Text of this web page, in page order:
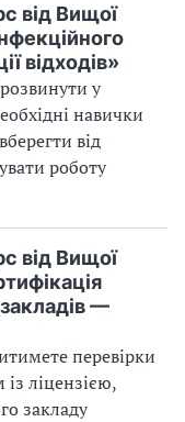
від Вищої
відходів»
у
навички
від
роботу
від Вищої
—
перевірки
ліцензією,
закладу